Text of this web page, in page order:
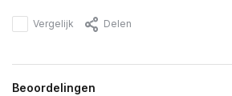
Vergelijk Delen
Beoordelingen